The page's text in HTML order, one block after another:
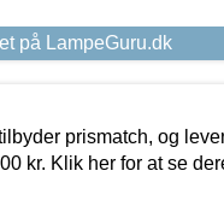
på LampeGuru.dk
prismatch, og
kr. Klik her for at se